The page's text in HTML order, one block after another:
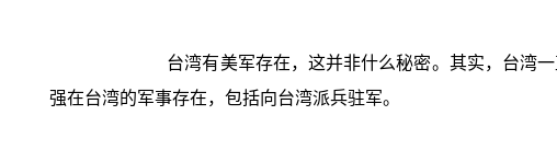
台湾有美军存在，这并非什么秘密。其实，台湾
强在台湾的军事存在，包括向台湾派兵驻军。